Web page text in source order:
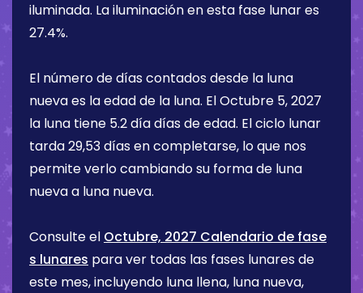
iluminada. La iluminación en esta fase lunar es
27.4%.
El número de días contados desde la luna
nueva es la edad de la luna. ElOctubre 5, 2027
la luna tiene 5.2 díadías de edad. El ciclo lunar
tarda 29,53 días en completarse, lo que nos
permite verlo cambiando su forma de luna
nueva a luna nueva.
Consulte el Octubre, 2027 Calendario de fase
s lunares para ver todas las fases lunares de
este mes, incluyendo luna llena, luna nueva,